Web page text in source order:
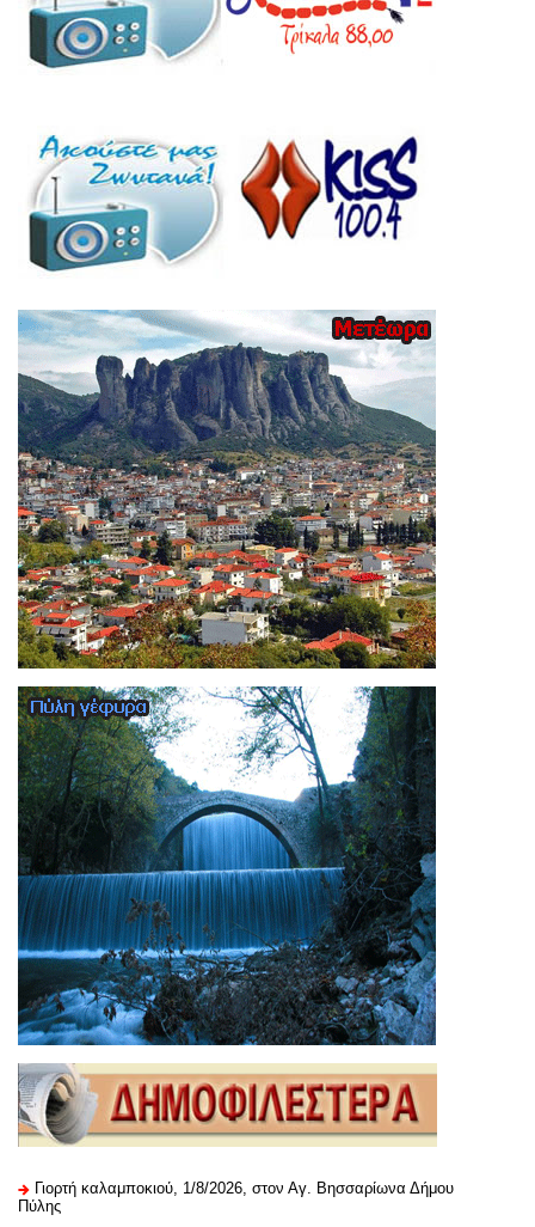
Γιορτή καλαμποκιού, 1/8/2026, στον Αγ. Βησσαρίωνα Δήμου
Πύλης